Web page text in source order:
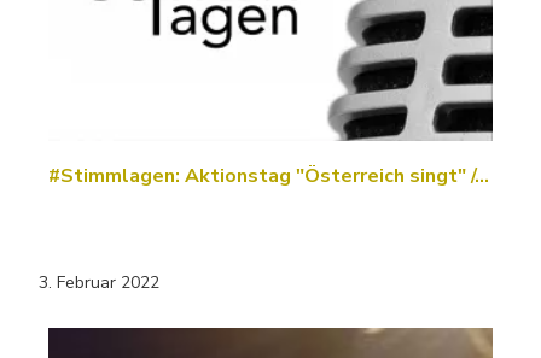
#Stimmlagen: Aktionstag "Österreich singt" /…
3. Februar 2022